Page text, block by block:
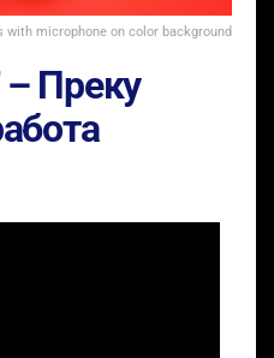
with microphone on color background
– Преку